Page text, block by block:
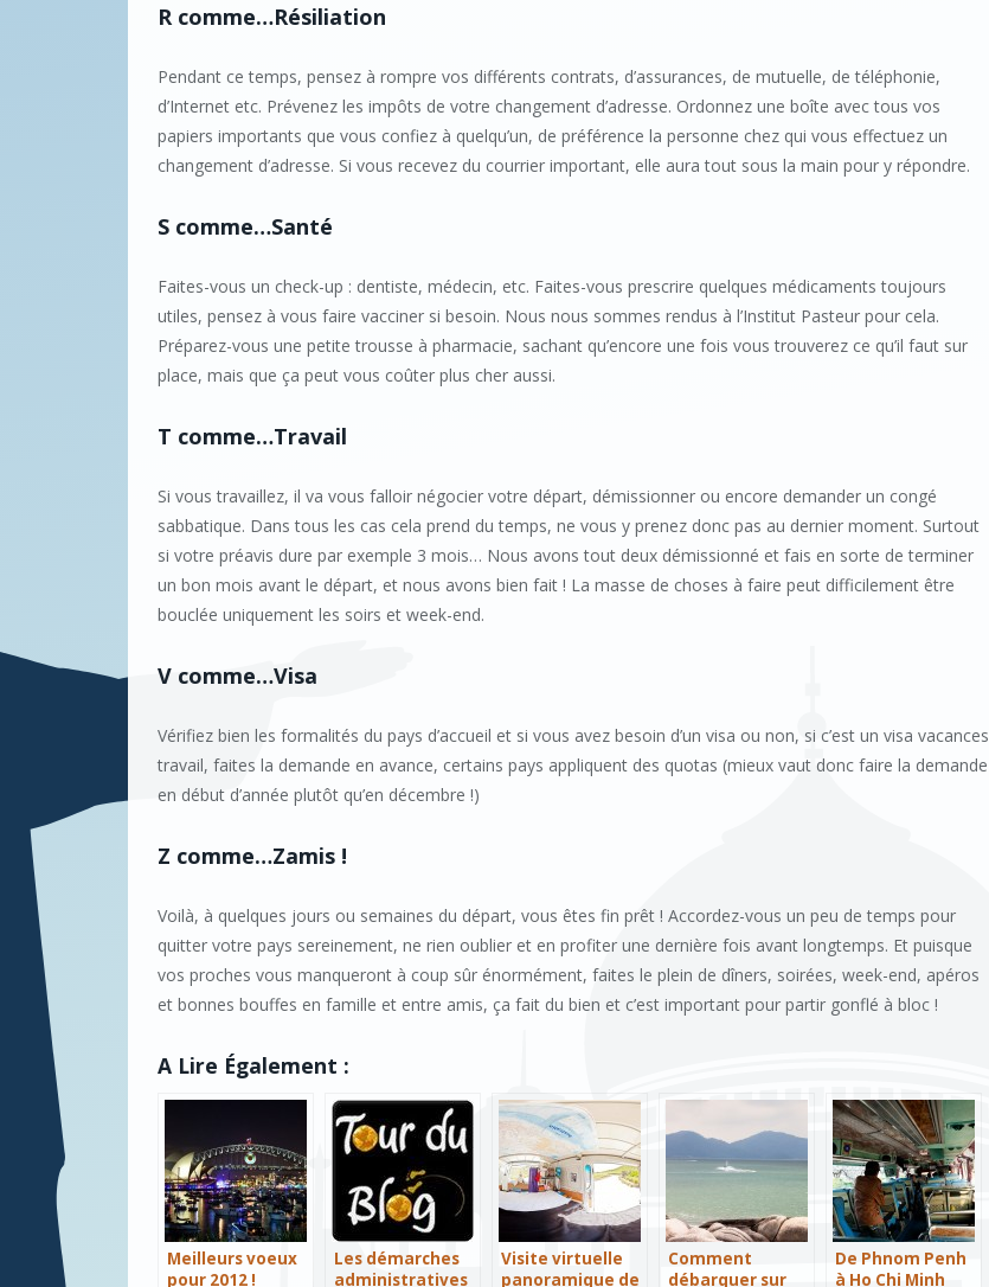
R comme…Résiliation
Pendant ce temps, pensez à rompre vos différents contrats, d’assurances, de mutuelle, de téléphonie,
d’Internet etc. Prévenez les impôts de votre changement d’adresse. Ordonnez une boîte avec tous vos
papiers importants que vous confiez à quelqu’un, de préférence la personne chez qui vous effectuez un
changement d’adresse. Si vous recevez du courrier important, elle aura tout sous la main pour y répondre.
S comme…Santé
Faites-vous un check-up : dentiste, médecin, etc. Faites-vous prescrire quelques médicaments toujours
utiles, pensez à vous faire vacciner si besoin. Nous nous sommes rendus à l’Institut Pasteur pour cela.
Préparez-vous une petite trousse à pharmacie, sachant qu’encore une fois vous trouverez ce qu’il faut sur
place, mais que ça peut vous coûter plus cher aussi.
T comme…Travail
Si vous travaillez, il va vous falloir négocier votre départ, démissionner ou encore demander un congé
sabbatique. Dans tous les cas cela prend du temps, ne vous y prenez donc pas au dernier moment. Surtout
si votre préavis dure par exemple 3 mois… Nous avons tout deux démissionné et fais en sorte de terminer
un bon mois avant le départ, et nous avons bien fait ! La masse de choses à faire peut difficilement être
bouclée uniquement les soirs et week-end.
V comme…Visa
Vérifiez bien les formalités du pays d’accueil et si vous avez besoin d’un visa ou non, si c’est un visa vacances
travail, faites la demande en avance, certains pays appliquent des quotas (mieux vaut donc faire la demande
en début d’année plutôt qu’en décembre !)
Z comme…Zamis !
Voilà, à quelques jours ou semaines du départ, vous êtes fin prêt ! Accordez-vous un peu de temps pour
quitter votre pays sereinement, ne rien oublier et en profiter une dernière fois avant longtemps. Et puisque
vos proches vous manqueront à coup sûr énormément, faites le plein de dîners, soirées, week-end, apéros
et bonnes bouffes en famille et entre amis, ça fait du bien et c’est important pour partir gonflé à bloc !
A Lire Également :
Meilleurs voeux
pour 2012 !
Les démarches
administratives
Visite virtuelle
panoramique de
Comment
débarquer sur
De Phnom Penh
à Ho Chi Minh